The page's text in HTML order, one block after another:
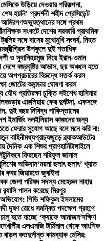
উড়িয়ে দেওয়ার পরিকল্পনা,
হয়নি’ প্রদর্শনী শহীদ প্রেসিডেন্ট
আমিরগণঅভ্যুত্থানের সঙ্গে প্রথম
শিক্ষক সংকটে দেশের সরকারি প্রাথমিক
সঙ্গে বাসের মুখোমুখি সংঘর্ষ, নিহত
গ্রিস উপকূলে দুই শতাধিক
ও সুদানিহরমুজ নিয়ে ইরান-ওমান
দেশে বজ্রবৃষ্টির আভাস, ছয় অঞ্চলে হতে
অপপ্রচারের বিরুদ্ধে সতর্ক করল
জোটের কমান্ডার ঘোষণা করল
যৌথ প্রতিরক্ষা চুক্তি সইশেখ হাসিনার
বগুড়ার এরুলিয়ায় ফের দুর্ঘটনা, একসঙ্গে
দুই বছর নিষিদ্ধ পাকিস্তানের
ইমার্জিং দলইলিয়াস কাঞ্চনের জন্য
ফেরার সুযোগ আছে বলে মনে করি না:
বাহিনীমধ্যপ্রাচ্যজুড়ে ব্ল্যাকআউটের
দৈনিক এক শিশুর প্রাণহানিটাঙ্গাইলে
কবে ফিরছেন শরিফুল জানাল
অভিযান‘ময়না ছলাৎ ছলাৎ’ খ্যাত
কবর জিয়ারতে জুবাইদা
জেলা পরিষদ সদস্য মেহেরুন নাহার
পালন করেছে মিরপুর
পিডি শফিকুল ইসলামের
দূষণ রোধে সমন্বিত পদক্ষেপ গ্রহণে
চালু হতে যাচ্ছে ‘ক্যাফে আমাজন’দক্ষিণ
এলএনজি টার্মিনাল থেকে আংশিক
বাড়ল কতদুর্দান্ত কামব্যাক মেসির: